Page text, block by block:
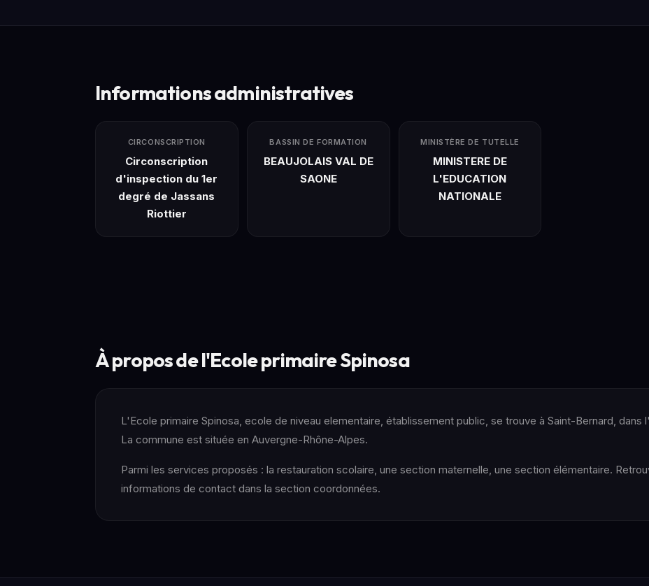
Informations administratives
CIRCONSCRIPTION
Circonscription
d'inspection du 1er
degré de Jassans
Riottier
BASSIN DE FORMATION
BEAUJOLAIS VAL DE
SAONE
MINISTÈRE DE TUTELLE
MINISTERE DE
L'EDUCATION
NATIONALE
À propos de l'Ecole primaire Spinosa
L'Ecole primaire Spinosa, ecole de niveau elementaire, établissement public, se trouve à Saint-Bernard, dans
La commune est située en Auvergne-Rhône-Alpes.
Parmi les services proposés : la restauration scolaire, une section maternelle, une section élémentaire.
informations de contact dans la section coordonnées.